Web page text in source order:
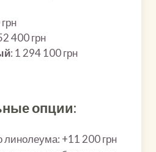
400 грн
: 1 294 100 грн
опции:
+11 200 грн